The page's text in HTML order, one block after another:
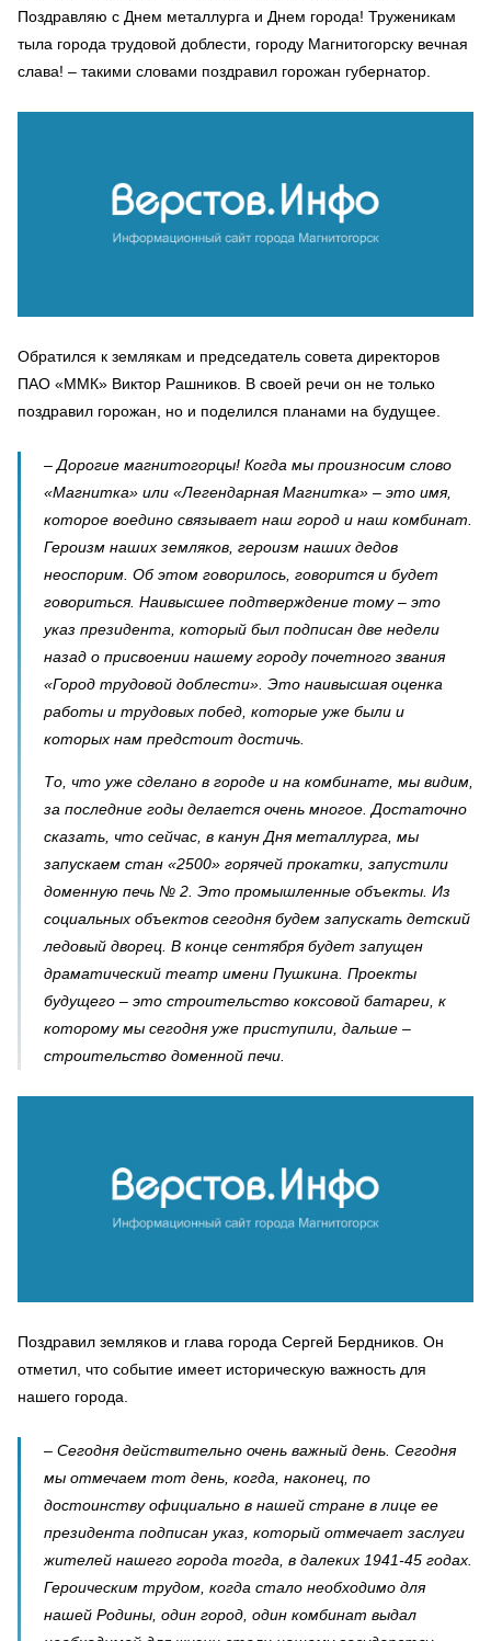
Поздравляю с Днем металлурга и Днем города! Труженикам
тыла города трудовой доблести, городу Магнитогорску вечная
слава! – такими словами поздравил горожан губернатор.
Обратился к землякам и председатель совета директоров
ПАО «ММК» Виктор Рашников. В своей речи он не только
поздравил горожан, но и поделился планами на будущее.
– Дорогие магнитогорцы! Когда мы произносим слово
«Магнитка» или «Легендарная Магнитка» – это имя,
которое воедино связывает наш город и наш комбинат.
Героизм наших земляков, героизм наших дедов
неоспорим. Об этом говорилось, говорится и будет
говориться. Наивысшее подтверждение тому – это
указ президента, который был подписан две недели
назад о присвоении нашему городу почетного звания
«Город трудовой доблести». Это наивысшая оценка
работы и трудовых побед, которые уже были и
которых нам предстоит достичь.
То, что уже сделано в городе и на комбинате, мы видим,
за последние годы делается очень многое. Достаточно
сказать, что сейчас, в канун Дня металлурга, мы
запускаем стан «2500» горячей прокатки, запустили
доменную печь № 2. Это промышленные объекты. Из
социальных объектов сегодня будем запускать детский
ледовый дворец. В конце сентября будет запущен
драматический театр имени Пушкина. Проекты
будущего – это строительство коксовой батареи, к
которому мы сегодня уже приступили, дальше –
строительство доменной печи.
Поздравил земляков и глава города Сергей Бердников. Он
отметил, что событие имеет историческую важность для
нашего города.
– Сегодня действительно очень важный день. Сегодня
мы отмечаем тот день, когда, наконец, по
достоинству официально в нашей стране в лице ее
президента подписан указ, который отмечает заслуги
жителей нашего города тогда, в далеких 1941-45 годах.
Героическим трудом, когда стало необходимо для
нашей Родины, один город, один комбинат выдал